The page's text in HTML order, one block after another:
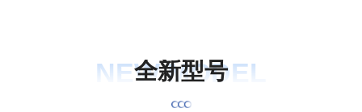
NEW MODEL
全新型号